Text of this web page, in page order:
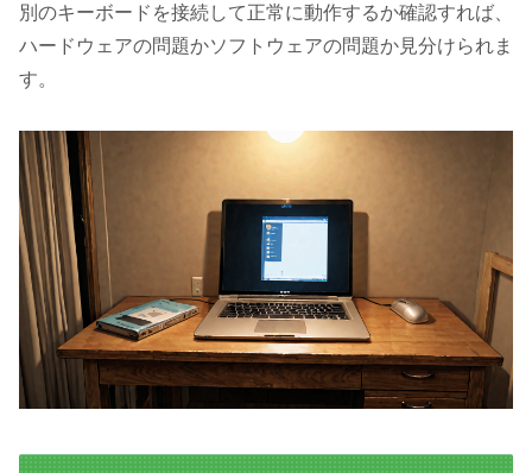
別のキーボードを接続して正常に動作するか確認すれば、
ハードウェアの問題かソフトウェアの問題か見分けられま
す。